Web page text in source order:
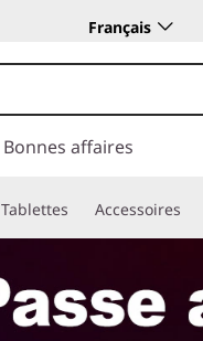
Français
Bonnes affaires
Tablettes Accessoires